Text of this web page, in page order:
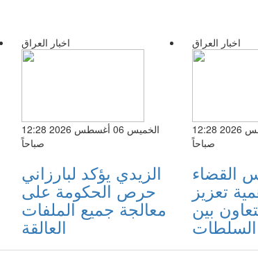
اخبار العراق
الخميس 06 أغسطس 2026 12:28
صباحاً
الزيدي يؤكد لبارزاني
حرص الحكومة على
معالجة جميع الملفات
العالقة
اخبار العراق
الخميس 06 أغسطس 2026 12:28
صباحاً
القضاء
تعزيز
بين
السلطات